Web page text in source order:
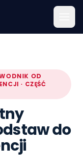
OD
· CZĘŚĆ
do